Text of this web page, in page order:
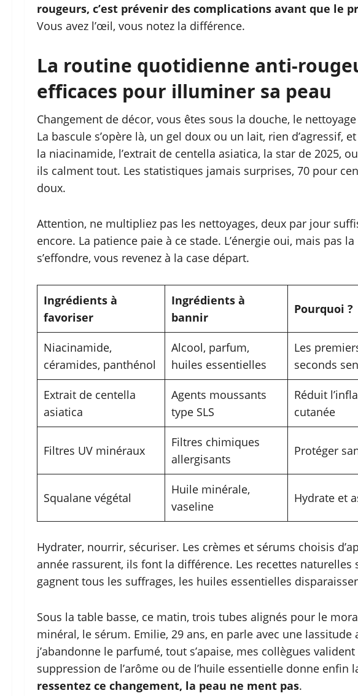
rougeurs, c’est prévenir des complications avant que le
Vous avez l’œil, vous notez la différence.
La routine quotidienne anti-
efficaces pour illuminer sa peau
Changement de décor, vous êtes sous la douche, le
La bascule s’opère là, un gel doux ou un lait, rien d’agressif,
la niacinamide, l’extrait de centella asiatica, la star de 2025,
ils calment tout. Les statistiques jamais surprises, 70 pour
doux.
Attention, ne multipliez pas les nettoyages, deux par jour
encore. La patience paie à ce stade. L’énergie oui, mais pas
s’effondre, vous revenez à la case départ.
Ingrédients à
favoriser
Ingrédients à
bannir
Pourquoi ?
Niacinamide,
céramides, panthénol
Alcool, parfum,
huiles essentielles
Les
seconds
Extrait de centella
asiatica
Agents moussants
type SLS
Réduit
cutanée
Filtres UV minéraux
Filtres chimiques
allergisants
Protéger
Squalane végétal
Huile minérale,
vaseline
Hydrate et
Hydrater, nourrir, sécuriser. Les crèmes et sérums choisis
année rassurent, ils font la différence. Les recettes
gagnent tous les suffrages, les huiles essentielles
Sous la table basse, ce matin, trois tubes alignés pour le
minéral, le sérum. Emilie, 29 ans, en parle avec une
j’abandonne le parfumé, tout s’apaise, mes collègues
suppression de l’arôme ou de l’huile essentielle donne enfin
ressentez ce changement, la peau ne ment pas.